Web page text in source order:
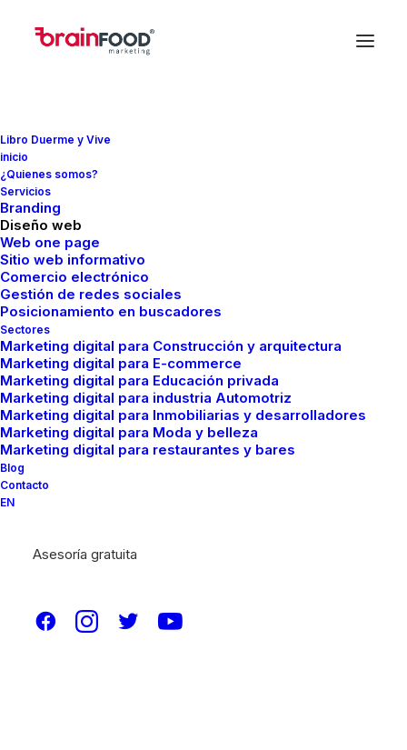
Libro Duerme y Vive
inicio
¿Quienes somos?
Servicios
Branding
Diseño web
Web one page
Sitio web informativo
Comercio electrónico
Gestión de redes sociales
Posicionamiento en buscadores
Sectores
Marketing digital para Construcción y arquitectura
Marketing digital para E-commerce
Marketing digital para Educación privada
Marketing digital para industria Automotriz
Marketing digital para Inmobiliarias y desarrolladores
Marketing digital para Moda y belleza
Marketing digital para restaurantes y bares
Blog
Contacto
EN
Asesoría gratuita
InOtros temas
Monetizar VS
posicionar
FMCreador